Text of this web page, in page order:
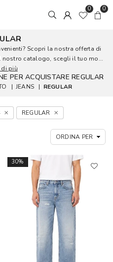
0 0
Scopri la nostra offerta di
nostro catalogo, scegli il tuo mo...
di più
PER ACQUISTARE REGULAR
| JEANS | REGULAR
REGULAR
30%